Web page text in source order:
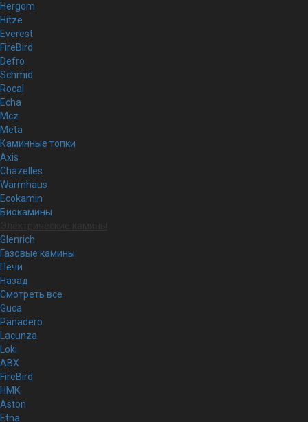
Hergom
Hitze
Everest
FireBird
Defro
Schmid
Rocal
Echa
Mcz
Meta
Каминные топки
Axis
Chazelles
Warmhaus
Ecokamin
Биокамины
Glenrich
Газовые камины
Печи
Назад
Смотреть все
Guca
Panadero
Lacunza
Loki
ABX
FireBird
НМК
Aston
Etna